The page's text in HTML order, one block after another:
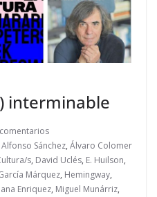
interminable
Alfonso Sánchez, Álvaro Colomer
s, David Uclés, E. Huilson,
Márquez, Hemingway,
Enriquez, Miguel Munárriz,